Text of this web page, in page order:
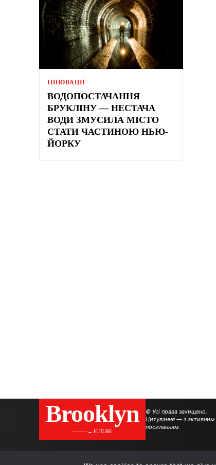
ІННОВАЦІЇ
ВОДОПОСТАЧАННЯ
БРУКЛІНУ — НЕСТАЧА
ВОДИ ЗМУСИЛА МІСТО
СТАТИ ЧАСТИНОЮ НЬЮ-
ЙОРКУ
Brooklyn
———→ FUTURE
© Усі права захищено.
Цитування — з активним
посиланням.